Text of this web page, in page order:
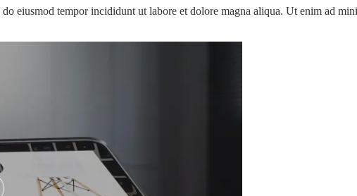
eiusmod tempor incididunt ut labore et dolore magna aliqua. Ut enim ad